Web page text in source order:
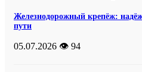
Железнодорожный крепёж:
пути
05.07.2026 👁️ 94